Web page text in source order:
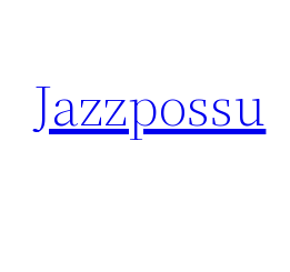
content
Jazzpossu